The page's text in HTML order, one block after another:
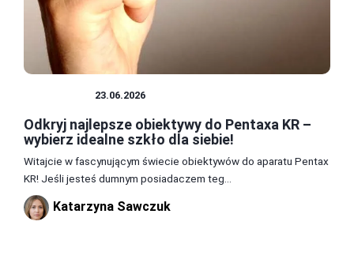
23.06.2026
Odkryj najlepsze obiektywy do Pentaxa KR –
wybierz idealne szkło dla siebie!
Witajcie w fascynującym świecie obiektywów do aparatu Pentax
KR! Jeśli jesteś dumnym posiadaczem teg...
Katarzyna Sawczuk